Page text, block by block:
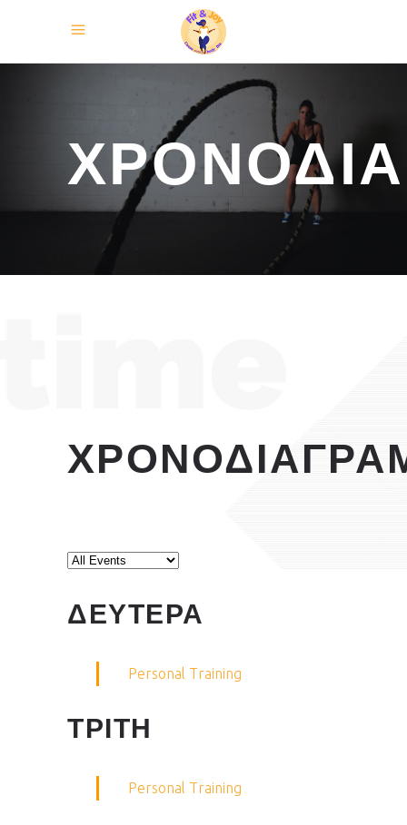
ΔΕΥΤΕΡΑ
Personal Training
ΤΡΙΤΗ
Personal Training